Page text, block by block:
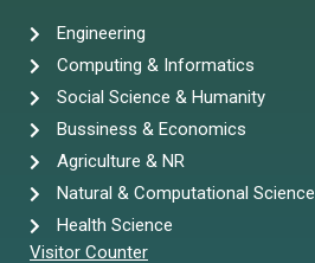
Engineering
Computing & Informatics
Social Science & Humanity
Bussiness & Economics
Agriculture & NR
Natural & Computational Science
Health Science
Visitor Counter